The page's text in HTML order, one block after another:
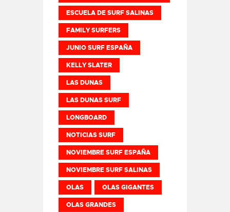
ESCUELA DE SURF SALINAS
FAMILY SURFERS
JUNIO SURF ESPAÑA
KELLY SLATER
LAS DUNAS
LAS DUNAS SURF
LONGBOARD
NOTICIAS SURF
NOVIEMBRE SURF ESPAÑA
NOVIEMBRE SURF SALINAS
OLAS OLAS GIGANTES
OLAS GRANDES